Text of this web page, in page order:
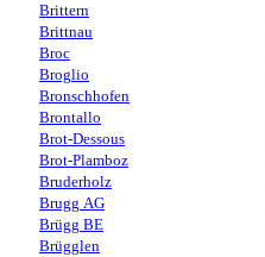
Brittern
Brittnau
Broc
Broglio
Bronschhofen
Brontallo
Brot-Dessous
Brot-Plamboz
Bruderholz
Brugg AG
Brügg BE
Brügglen